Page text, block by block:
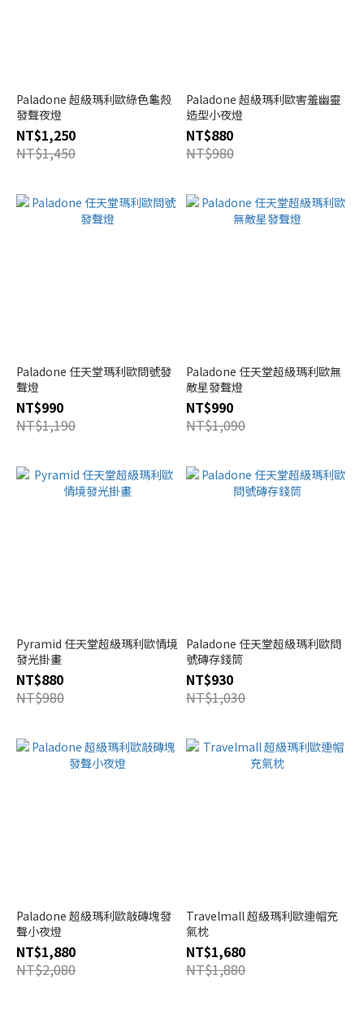
Paladone 超級瑪利歐綠色龜殼
發聲夜燈
NT$1,250
NT$1,450
Paladone 超級瑪利歐害羞幽靈
造型小夜燈
NT$880
NT$980
Paladone 任天堂瑪利歐問號發
聲燈
NT$990
NT$1,190
Paladone 任天堂超級瑪利歐無
敵星發聲燈
NT$990
NT$1,090
Pyramid 任天堂超級瑪利歐情境
發光掛畫
NT$880
NT$980
Paladone 任天堂超級瑪利歐問
號磚存錢筒
NT$930
NT$1,030
Paladone 超級瑪利歐敲磚塊發
聲小夜燈
NT$1,880
NT$2,080
Travelmall 超級瑪利歐連帽充
氣枕
NT$1,680
NT$1,880